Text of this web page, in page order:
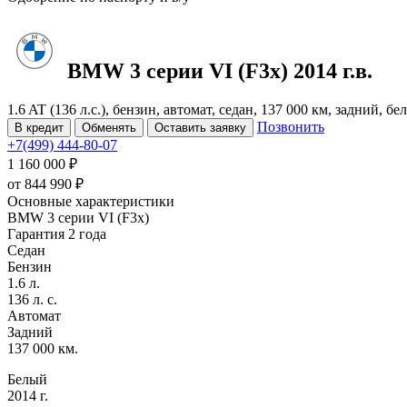
BMW 3 серии VI (F3x) 2014 г.в.
1.6 AT (136 л.с.), бензин, автомат, седан, 137 000 км, задний,
В кредит Обменять Оставить заявку
Позвонить
+7(499) 444-80-07
1 160 000 ₽
от 844 990 ₽
Основные характеристики
BMW 3 серии VI (F3x)
Гарантия 2 года
Седан
Бензин
1.6 л.
136 л. с.
Автомат
Задний
137 000 км.
Белый
2014 г.